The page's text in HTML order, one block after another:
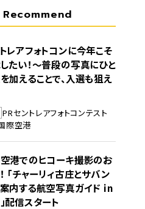
Recommend
レアフォトコンに今年こそ
たい！～普段の写真にひと
加えることで、入選も狙え
PRセントレアフォトコンテスト
際空港
港でのヒコーキ撮影のお
「チャーリィ古庄とサバン
内する航空写真ガイド in
配信スタート